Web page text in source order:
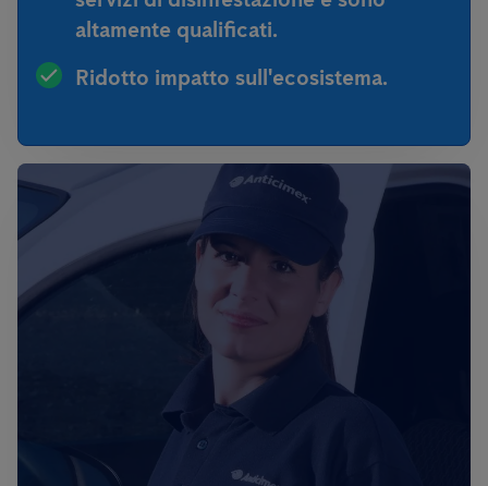
altamente qualificati.
Ridotto impatto sull'ecosistema.